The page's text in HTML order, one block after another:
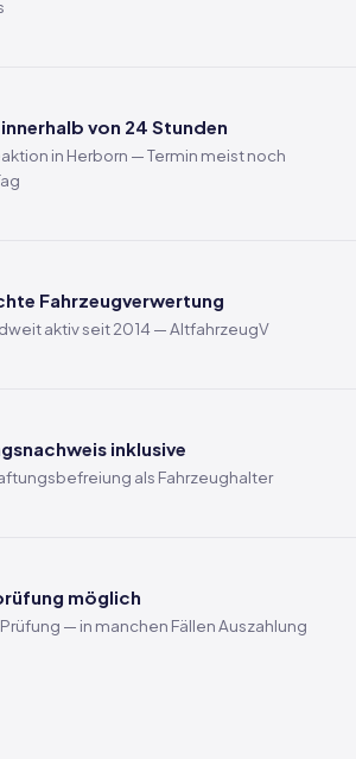
von 24 Stunden
in Herborn — Termin meist noch
Fahrzeugverwertung
aktiv seit 2014 — AltfahrzeugV
inklusive
als Fahrzeughalter
möglich
— in manchen Fällen Auszahlung